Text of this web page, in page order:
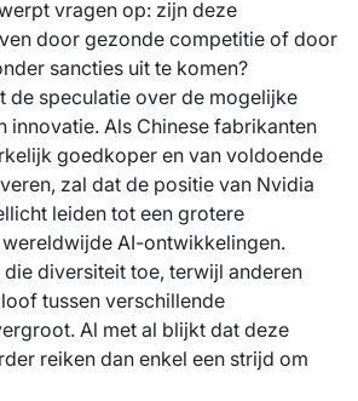
vragen op: zijn deze
door gezonde competitie of door
sancties uit te komen?
de speculatie over de mogelijke
innovatie. Als Chinese fabrikanten
goedkoper en van voldoende
zal dat de positie van Nvidia
leiden tot een grotere
AI-ontwikkelingen.
diversiteit toe, terwijl anderen
tussen verschillende
Al met al blijkt dat deze
reiken dan enkel een strijd om